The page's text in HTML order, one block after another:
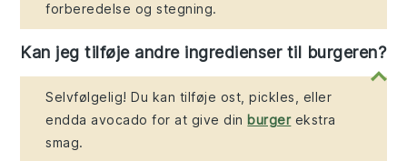
forberedelse og stegning.
Kan jeg tilføje andre ingredienser til burgeren?
Selvfølgelig! Du kan tilføje ost, pickles, eller
endda avocado for at give din burgerekstra
smag.